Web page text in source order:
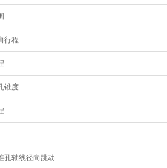
行程
锥度
孔轴线径向跳动